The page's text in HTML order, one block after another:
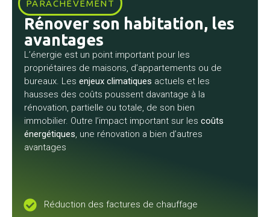
PARACHÈVEMENT
Rénover son habitation, les
avantages
L’énergie est un point important pour les
propriétaires de maisons, d’appartements ou de
bureaux. Les enjeux climatiques actuels et les
hausses des coûts poussent davantage à la
rénovation, partielle ou totale, de son bien
immobilier. Outre l’impact important sur les coûts
énergétiques, une rénovation a bien d’autres
avantages
Réduction des factures de chauffage